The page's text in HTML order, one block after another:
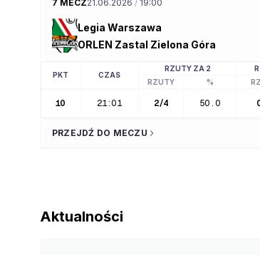
7 MECZ21.06.2026 / 19:00
Legia Warszawa
ORLEN Zastal Zielona Góra
PKT CZAS
RZUTY ZA 2
RZUTY
%
10 21:01 2/4 50.0
PRZEJDŹ DO MECZU
Aktualności